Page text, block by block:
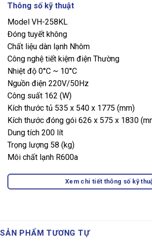
Thông số kỹ thuật
Model VH-258KL
Đóng tuyết không
Chất liệu dàn lạnh Nhôm
Công nghệ tiết kiệm điện Thường
Nhiệt độ 0°C ~ 10°C
Nguồn điện 220V/50Hz
Công suất 162 (W)
Kích thước tủ 535 x 540 x 1775 (mm)
Kích thước đóng gói 626 x 575 x 1830
Dung tích 200 lít
Trọng lượng 58 (kg)
Môi chất lạnh R600a
Xem chi tiết thông số kỹ
SẢN PHẨM TƯƠNG TỰ